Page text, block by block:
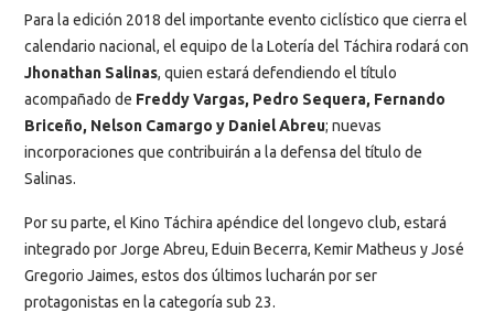
Para la edición 2018 del importante evento ciclístico que cierra el
calendario nacional, el equipo de la Lotería del Táchira rodará con
Jhonathan Salinas, quien estará defendiendo el título
acompañado de Freddy Vargas, Pedro Sequera, Fernando
Briceño, Nelson Camargo y Daniel Abreu; nuevas
incorporaciones que contribuirán a la defensa del título de
Salinas.
Por su parte, el Kino Táchira apéndice del longevo club, estará
integrado por Jorge Abreu, Eduin Becerra, Kemir Matheus y José
Gregorio Jaimes, estos dos últimos lucharán por ser
protagonistas en la categoría sub 23.